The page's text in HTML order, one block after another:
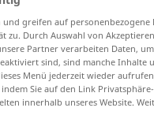
greifen auf
zu. Durch Auswahl von
Partner verarbeiten Daten,
sind, sind manche Inhalte
Menü jederzeit wieder
Sie auf den Link
innerhalb unseres Website.